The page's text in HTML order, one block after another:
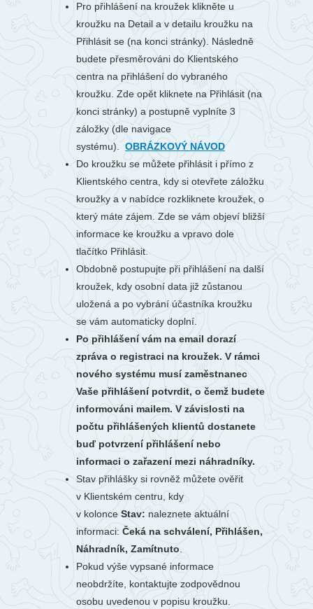
Pro přihlášení na kroužek klikněte u
kroužku na Detail a v detailu kroužku na
Přihlásit se (na konci stránky). Následně
budete přesměrováni do Klientského
centra na přihlášení do vybraného
kroužku. Zde opět kliknete na Přihlásit (na
konci stránky) a postupně vyplníte 3
záložky (dle navigace
systému).OBRÁZKOVÝ NÁVOD
Do kroužku se můžete přihlásit i přímo z
Klientského centra, kdy si otevřete záložku
kroužky a v nabídce rozkliknete kroužek, o
který máte zájem. Zde se vám objeví bližší
informace ke kroužku a vpravo dole
tlačítko Přihlásit.
Obdobně postupujte při přihlášení na další
kroužek, kdy osobní data již zůstanou
uložená a po vybrání účastníka kroužku
se vám automaticky doplní.
Po přihlášení vám na email dorazí
zpráva o registraci na kroužek. V rámci
nového systému musí zaměstnanec
Vaše přihlášení potvrdit, o čemž budete
informováni mailem. V závislosti na
počtu přihlášených klientů dostanete
buď potvrzení přihlášení nebo
informaci o zařazení mezi náhradníky.
Stav přihlášky si rovněž můžete ověřit
v Klientském centru, kdy
v kolonceStav: naleznete aktuální
informaci: Čeká na schválení, Přihlášen,
Náhradník, Zamítnuto
Pokud výše vypsané informace
neobdržíte, kontaktujte zodpovědnou
osobu uvedenou v popisu kroužku.